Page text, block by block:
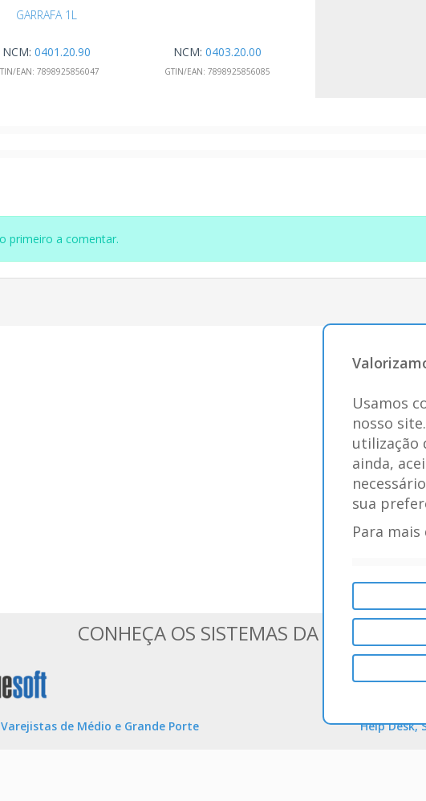
GARRAFA 1L
NCM: 0401.20.90
EAN: 7898925856047
NCM:0403.20.00
GTIN/EAN: 7898925856085
primeiro a comentar.
CONHEÇA OS SISTEMAS DA BLUESOFT
de Médio e Grande Porte
Help Desk,
Usamos
nosso
utilização
ainda,
sua
Para